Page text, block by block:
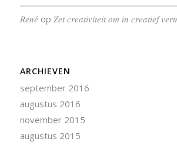
Renéop Zet creativiteit om in creatief
ARCHIEVEN
september 2016
augustus 2016
november 2015
augustus 2015